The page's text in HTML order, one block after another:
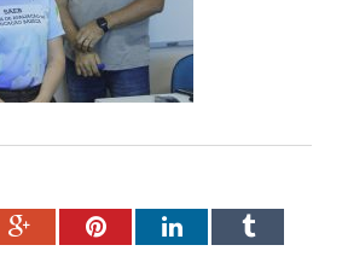
Google+PinterestLinkedInTumblr